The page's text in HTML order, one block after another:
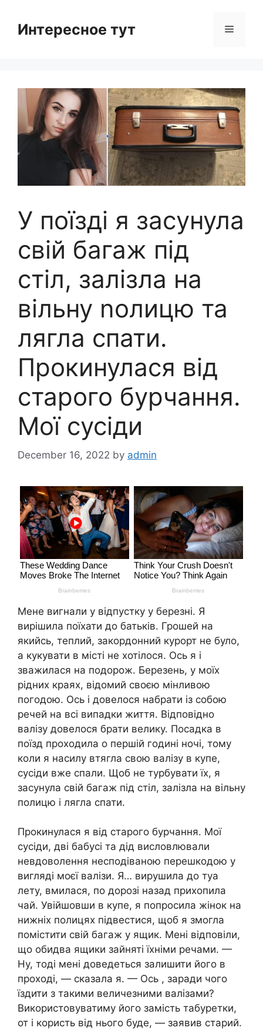
contentИнтересное тут Menu
У поїзді я засунула
свій багаж під
стіл, залізла на
вільну nолицю та
лягла спати.
Прокинулася від
старого бурчання.
Мої сусіди
December 16, 2022 by admin
Мене вигнали у відпустку у березні. Я
вирішила поїхати до батьків. Грошей на
якийсь, теплий, закордонний курорт не було,
а кукувати в місті не хотілося. Ось я і
зважилася на подорож. Березень, у моїх
рідних краях, відомий своєю мінливою
погодою. Ось і довелося набрати із собою
речей на всі випадки життя. Відповідно
валізу довелося брати велику. Посадка в
поїзд проходила о першій годині ночі, тому
коли я насилу втягла свою валізу в купе,
сусіди вже спали. Щоб не турбувати їх, я
засунула свій багаж під стіл, залізла на вільну
полицю і лягла спати.
Прокинулася я від старого бурчання. Мої
сусіди, дві бабусі та дід висловлювали
невдоволення несподіваною перешкодою у
вигляді моєї валізи. Я… вирушила до туа
лету, вмилася, по дорозі назад прихопила
чай. Увійшовши в купе, я попросила жінок на
нижніх полицях підвестися, щоб я змогла
помістити свій багаж у ящик. Мені відповіли,
що обидва ящики зайняті їхніми речами. —
Ну, тоді мені доведеться залишити його в
проході, — сказала я. — Ось , заради чого
їздити з такими величезними валізами?
Використовуватиму його замість табуретки,
от і користь від нього буде, — заявив старий.